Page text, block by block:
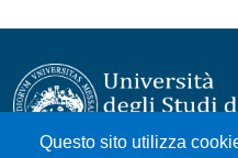
Questo sito utilizza